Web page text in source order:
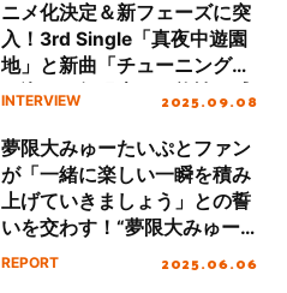
ニメ化決定＆新フェーズに突
入！3rd Single「真夜中遊園
地」と新曲「チューニング」
に込めた無限大の可能性と感
INTERVIEW 2025.09.08
夢限大みゅーたいぷとファン
が「一緒に楽しい一瞬を積み
上げていきましょう」との誓
いを交わす！“夢限大みゅー
たいぷ 3rd LIVE「ふりーてぃ
REPORT 2025.06.06